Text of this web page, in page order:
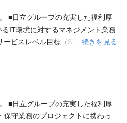
■今後も需要が伸びていくヘルス
す）■日立グループならではの充
くことが出来ます。
■日立グループの充実した福利厚
IT環境に対するマネジメント業務
ビスレベル目標（SLO）の策
業務プロセスの推進・改善 ・契
識がある方 ②プロセス設計と改
あること。 →特に、ISO20000やI
→品質管理に関連したプロジェク
特に、Lean Six SigmaやKaizenな
続きを見る
■日立グループの充実した福利厚
守業務のプロジェクトに携わっ